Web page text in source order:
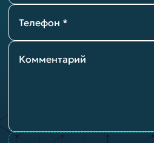
Телефон *
Комментарий